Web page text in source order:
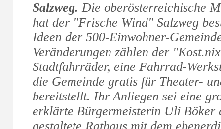
Salzweg. Die oberösterreichische
hat der "Frische Wind" Salzweg
Ideen der 500-Einwohner-
Veränderungen zählen der
Stadtfahrräder, eine Fahrrad-
die Gemeinde gratis für Theater-
bereitstellt. Ihr Anliegen sei eine
erklärte Bürgermeisterin Uli Böker
gestaltete Rathaus mit dem